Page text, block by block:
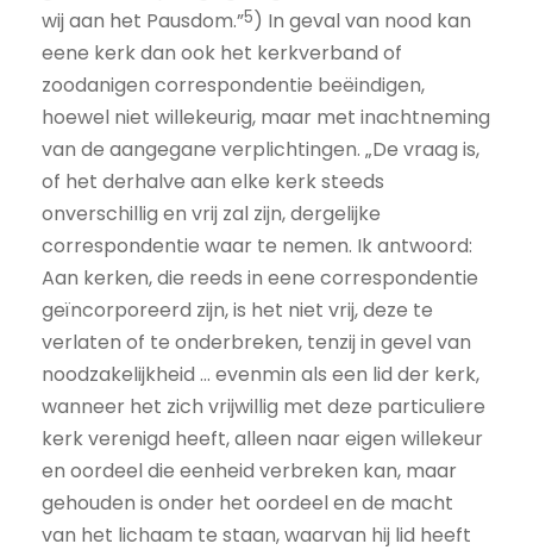
wij aan het Pausdom.”5) In geval van nood kan
eene kerk dan ook het kerkverband of
zoodanigen correspondentie beëindigen,
hoewel niet willekeurig, maar met inachtneming
van de aangegane verplichtingen. „De vraag is,
of het derhalve aan elke kerk steeds
onverschillig en vrij zal zijn, dergelijke
correspondentie waar te nemen. Ik antwoord:
Aan kerken, die reeds in eene correspondentie
geïncorporeerd zijn, is het niet vrij, deze te
verlaten of te onderbreken, tenzij in gevel van
noodzakelijkheid … evenmin als een lid der kerk,
wanneer het zich vrijwillig met deze particuliere
kerk verenigd heeft, alleen naar eigen willekeur
en oordeel die eenheid verbreken kan, maar
gehouden is onder het oordeel en de macht
van het lichaam te staan, waarvan hij lid heeft